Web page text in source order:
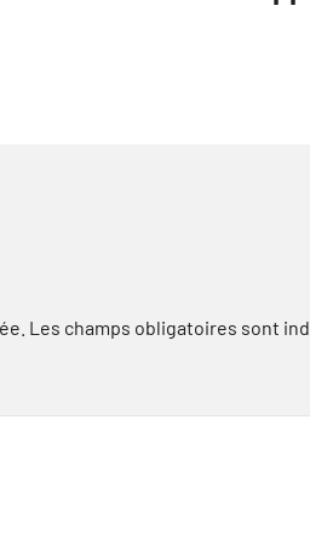
Les champs obligatoires sont